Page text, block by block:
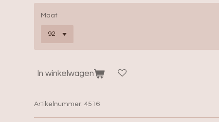
Maat
In winkelwagen
Artikelnummer: 4516